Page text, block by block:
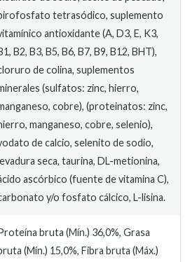
tetrasódico, suplemento
antioxidante (A, D3, E, K3,
B2, B3, B5, B6, B7, B9, B12, BHT),
de colina, suplementos
(sulfatos: zinc, hierro,
cobre), (proteinatos: zinc,
manganeso, cobre, selenio),
de calcio, selenito de sodio,
seca, taurina, DL-metionina,
ascórbico (fuente de vitamina C),
y/o fosfato cálcico, L-lisina.
bruta (Mín.) 36,0%, Grasa
(Mín.) 15,0%, Fibra bruta (Máx.)